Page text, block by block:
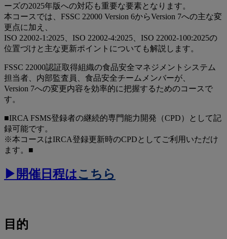
ーズの2025年版への対応も重要な要素となります。
本コースでは、FSSC 22000 Version 6からVersion 7への主な変
更点に加え、
ISO 22002-1:2025、ISO 22002-4:2025、ISO 22002-100:2025の
位置づけと主な更新ポイントについても解説します。
FSSC 22000認証取得組織の食品安全マネジメントシステム
担当者、内部監査員、食品安全チームメンバーが、
Version 7への変更内容を効率的に把握するためのコースで
す。
■IRCA FSMS登録者の継続的専門能力開発（CPD）として記
録可能です。
※本コースはIRCA登録更新時のCPDとしてご利用いただけ
ます。■
▶開催日程はこちら
目的